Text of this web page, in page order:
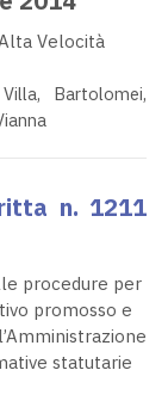
Velocità
Bartolomei,
n. 1211
procedure per
promosso e
statutarie